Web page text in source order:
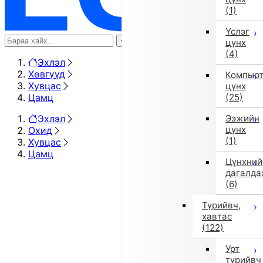
(1)
Үслэг
цүнх
(4)
цүнх
(25)
Ээжийн
цүнх
(1)
Цүнхний
(6)
Түрийвч,
хавтас
(122)
Урт
түрийвч
Эхлэл
Хөвгүүд
Хувцас
Цамц
Эхлэл
Охид
Хувцас
Цамц